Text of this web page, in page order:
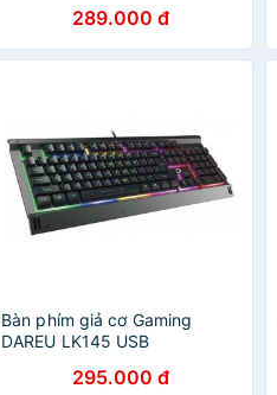
DI HỒNG 30x80 - Máy Tính
Báo Hồng
289.000 đ
Bàn phím giả cơ Gaming
DAREU LK145 USB
295.000 đ